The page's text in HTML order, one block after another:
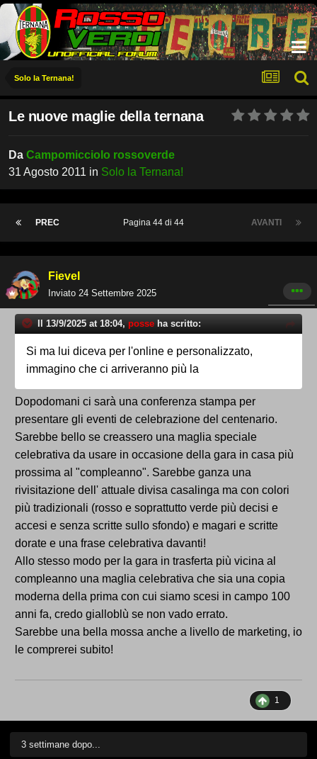
Solo la Ternana!
Le nuove maglie della ternana
Da Campomicciolo rossoverde
31 Agosto 2011 in Solo la Ternana!
PREC AVANTI
Pagina 44 di 44
Fievel
Inviato 24 Settembre 2025
Il 13/9/2025 at 18:04, posse ha scritto:
Si ma lui diceva per l'online e personalizzato,
immagino che ci arriveranno più la
Dopodomani ci sarà una conferenza stampa per
presentare gli eventi de celebrazione del centenario.
Sarebbe bello se creassero una maglia speciale
celebrativa da usare in occasione della gara in casa più
prossima al "compleanno". Sarebbe ganza una
rivisitazione dell' attuale divisa casalinga ma con colori
più tradizionali (rosso e soprattutto verde più decisi e
accesi e senza scritte sullo sfondo) e magari e scritte
dorate e una frase celebrativa davanti!
Allo stesso modo per la gara in trasferta più vicina al
compleanno una maglia celebrativa che sia una copia
moderna della prima con cui siamo scesi in campo 100
anni fa, credo gialloblù se non vado errato.
Sarebbe una bella mossa anche a livello de marketing, io
le comprerei subito!
1
3 settimane dopo...